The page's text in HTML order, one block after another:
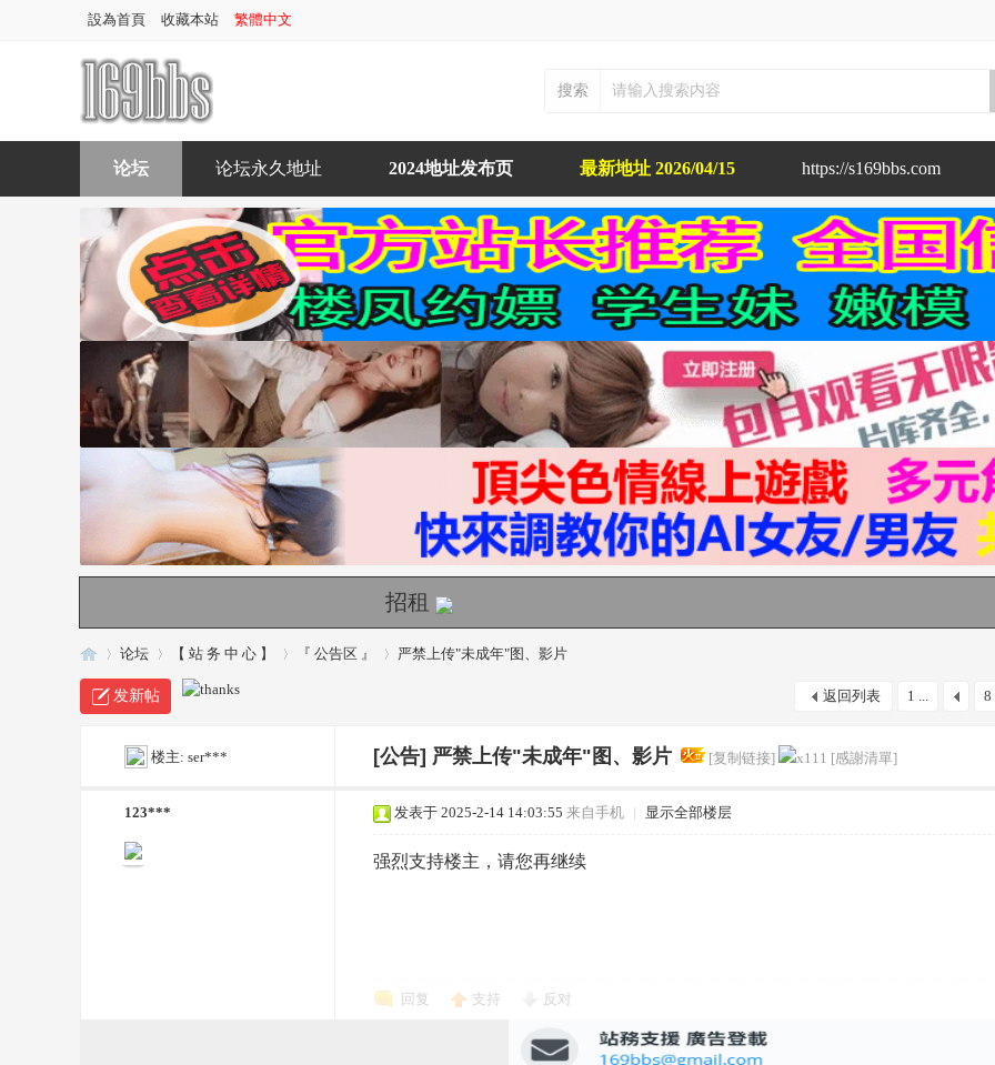
設為首頁 收藏本站 繁體中文
搜索
论坛 论坛永久地址 2024地址发布页 最新地址 2026/04/15 https://s169bbs.com
招租
论坛 【 站 务 中 心 】 『 公告区 』
›
严禁上传"未成年"图、影片
1 ... 8
返回列表
发新帖
楼主: ser*** [公告] 严禁上传"未成年"图、影片 [复制链接] x111 [感謝清單]
123*** 发表于 2025-2-14 14:03:55 来自手机 | 显示全部楼层
强烈支持楼主，请您再继续
回复 支持 反对